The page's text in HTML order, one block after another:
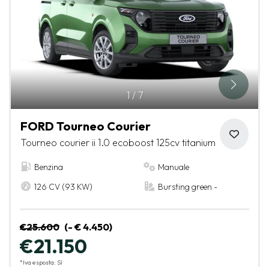
1/7
FORD Tourneo Courier
Tourneo courier ii 1.0 ecoboost 125cv titanium
Benzina
Manuale
126 CV (93 KW)
Bursting green -
€25.600 (- € 4.450)
€21.150
*Iva esposta: Sì